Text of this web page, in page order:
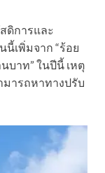
ดิการและ
นี้เพิ่มจาก “ร้อย
บาท” ในปีนี้ เหตุ
มารถหาทางปรับ